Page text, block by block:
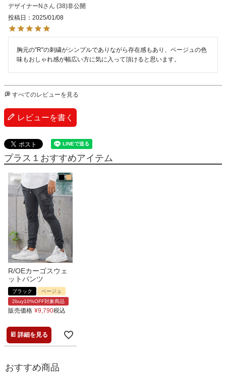
デザイナーN 38 非公開
投稿日
2025/01/08
胸元の"R"の刺繍がシンプルでありながら存在感もあり、ベージュの色
味もおしゃれ感が幅広い方に気に入って頂けると思います。
すべてのレビューを見る
レビューを書く
プラス１おすすめアイテム
R/OEカーゴスウェ
ットパンツ
ブラック
ベージュ
2buy10%OFF対象商品
販売価格 ¥9,790税込
詳細を見る
おすすめ商品